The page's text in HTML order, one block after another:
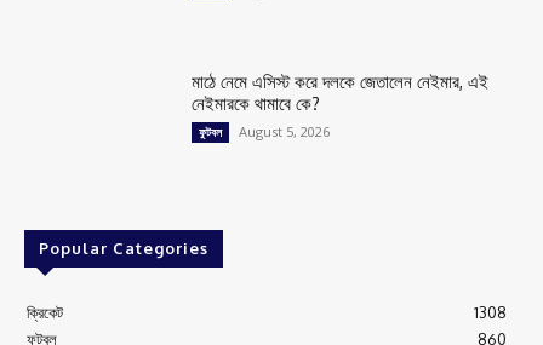
মাঠে নেমে এসিস্ট করে দলকে জেতালেন নেইমার, এই
নেইমারকে থামাবে কে?
ফুটবল August 5, 2026
Popular Categories
ক্রিকেট
1308
ফুটবল
860